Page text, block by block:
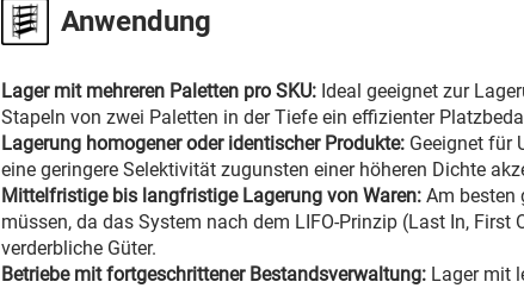
Anwendung
Lager mit mehreren Paletten pro SKU: Ideal geeignet zur
Stapeln von zwei Paletten in der Tiefe ein effizienter
Lagerung homogener oder identischer Produkte: Geeignet für
eine geringere Selektivität zugunsten einer höheren Dichte
Mittelfristige bis langfristige Lagerung von Waren: Am besten
müssen, da das System nach dem LIFO-Prinzip (Last In,
verderbliche Güter.
Betriebe mit fortgeschrittener Bestandsverwaltung: Lager mit